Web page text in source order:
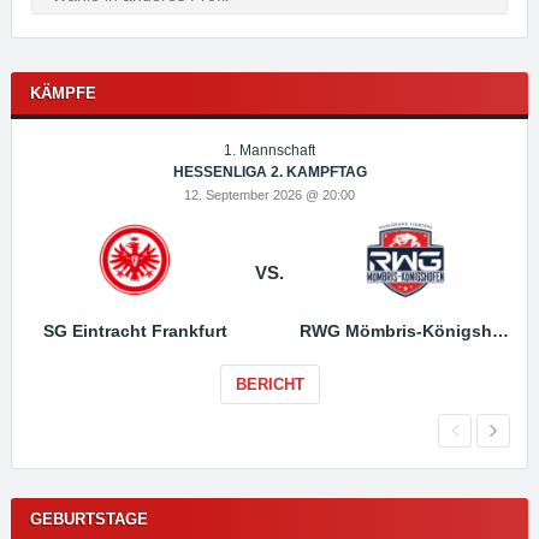
KÄMPFE
1. Mannschaft
HESSENLIGA 2. KAMPFTAG
12. September 2026 @ 20:00
SG Eintracht Frankfurt
VS.
RWG Mömbris-Königshofen
BERICHT
GEBURTSTAGE